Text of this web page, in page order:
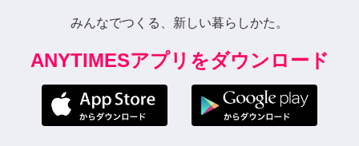
みんなでつくる、新しい暮らしかた。
ANYTIMESアプリをダウンロード